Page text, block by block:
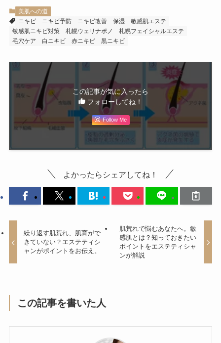
美肌への道
ニキビ
ニキビ予防 ニキビ改善 保湿
敏感肌エステ
敏感肌ニキビ対策
札幌ウェリナポノ
札幌フェイシャルエステ
毛穴ケア
白ニキビ 赤ニキビ 黒ニキビ
この記事が気に入ったら
フォローしてね！
Follow Me
よかったらシェアしてね！
繰り返す肌荒れ、肌育がで
きていない？エステティシ
ャンがポイントをお伝え。
肌荒れで悩むあなたへ。敏
感肌とは？知っておきたい
ポイントをエステティシャ
ンが解説
この記事を書いた人